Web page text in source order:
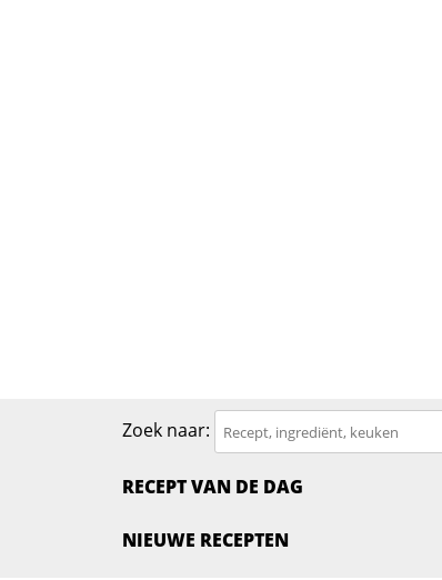
Zoek naar:
RECEPT VAN DE DAG
NIEUWE RECEPTEN